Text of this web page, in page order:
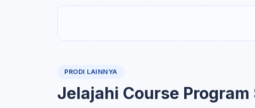
PRODI LAINNYA
Jelajahi Course Program